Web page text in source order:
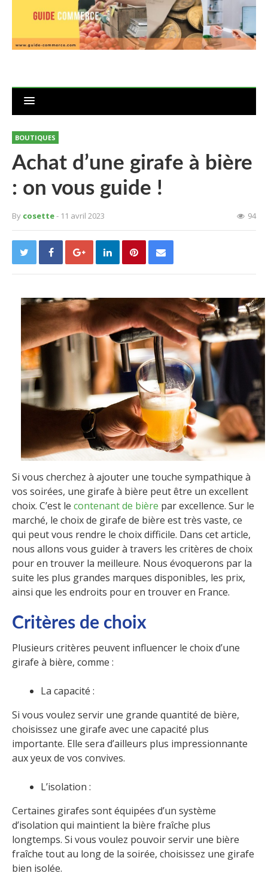
BOUTIQUES
Achat d’une girafe à bière
: on vous guide !
By cosette- 11 avril 2023 94
Si vous cherchez à ajouter une touche sympathique à
vos soirées, une girafe à bière peut être un excellent
choix. C’est le contenant de bière par excellence. Sur le
marché, le choix de girafe de bière est très vaste, ce
qui peut vous rendre le choix difficile. Dans cet article,
nous allons vous guider à travers les critères de choix
pour en trouver la meilleure. Nous évoquerons par la
suite les plus grandes marques disponibles, les prix,
ainsi que les endroits pour en trouver en France.
Critères de choix
Plusieurs critères peuvent influencer le choix d’une
girafe à bière, comme :
La capacité :
Si vous voulez servir une grande quantité de bière,
choisissez une girafe avec une capacité plus
importante. Elle sera d’ailleurs plus impressionnante
aux yeux de vos convives.
L’isolation :
Certaines girafes sont équipées d’un système
d’isolation qui maintient la bière fraîche plus
longtemps. Si vous voulez pouvoir servir une bière
fraîche tout au long de la soirée, choisissez une girafe
bien isolée.